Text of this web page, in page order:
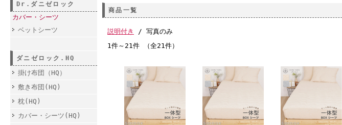
Dr.ダニゼロック
カバー・シーツ
ベットシーツ
ダニゼロック.HQ
掛け布団（HQ）
敷き布団(HQ)
枕(HQ)
カバー・シーツ(HQ)
商品一覧
説明付き
/ 写真のみ
1件～21件 （全21件）